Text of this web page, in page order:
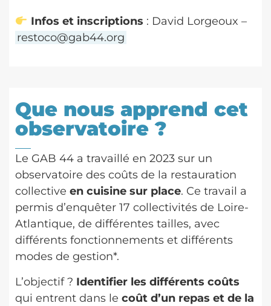
Infos et inscriptions : David Lorgeoux –
restoco@gab44.org
Que nous apprend cet
observatoire ?
Le GAB 44 a travaillé en 2023 sur un
observatoire des coûts de la restauration
collective en cuisine sur place. Ce travail a
permis d’enquêter 17 collectivités de Loire-
Atlantique, de différentes tailles, avec
différents fonctionnements et différents
modes de gestion*.
L’objectif ? Identifier les différents coûts
qui entrent dans le coût d’un repas et de la